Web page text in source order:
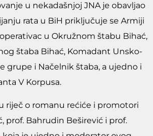
u nekadašnjoj JNA je obavljao
rata u BiH priključuje se Armiji
u Okružnom štabu Bihać,
štaba Bihać, Komadant Unsko-
grupe i Načelnik štaba, a ujedno i
V Korpusa.
riječ o romanu rećiće i promotori
prof. Bahrudin Beširević i prof.